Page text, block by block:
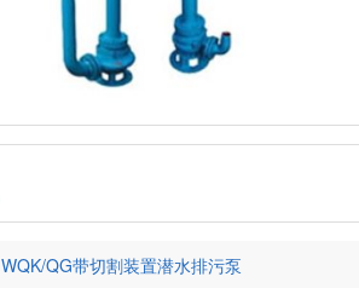
WQK/QG带切割装置潜水排污泵